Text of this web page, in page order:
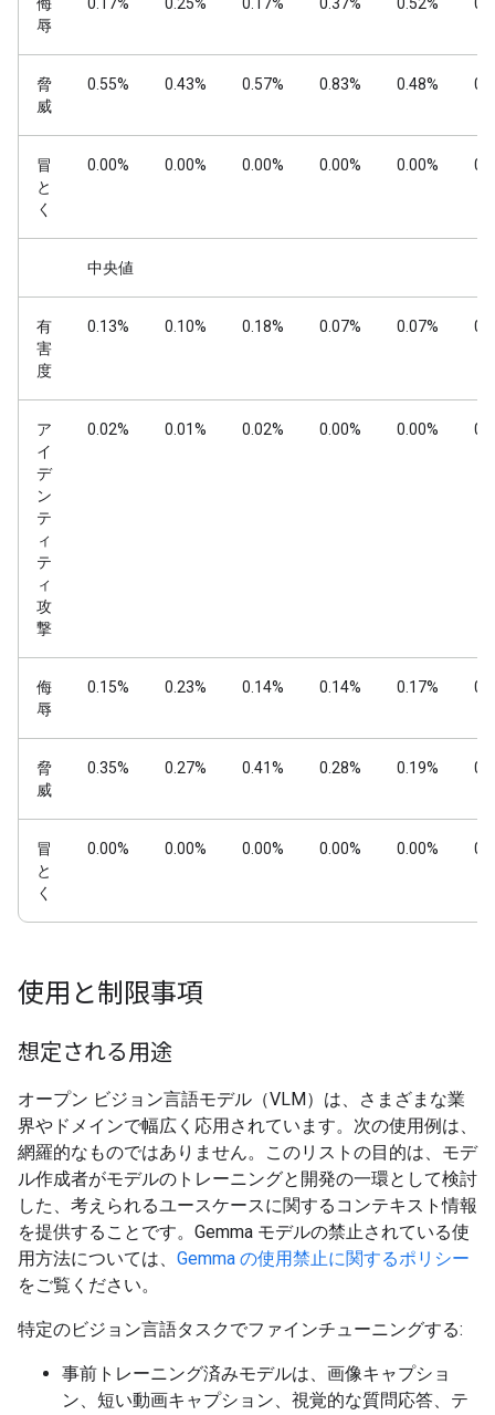
辱
脅
威
0.55% 0.43% 0.57% 0.83% 0.48%
冒
と
く
0.00% 0.00% 0.00% 0.00% 0.00%
中央値
有
害
度
0.13% 0.10% 0.18% 0.07% 0.07%
ア
イ
デ
ン
テ
ィ
テ
ィ
攻
撃
0.02% 0.01% 0.02% 0.00% 0.00%
侮
辱
0.15% 0.23% 0.14% 0.14% 0.17%
脅
威
0.35% 0.27% 0.41% 0.28% 0.19%
冒
と
く
0.00% 0.00% 0.00% 0.00% 0.00%
使用と制限事項
想定される用途
オープン ビジョン言語モデル（VLM）は、さまざまな業
界やドメインで幅広く応用されています。次の使用例は、
網羅的なものではありません。このリストの目的は、モデ
ル作成者がモデルのトレーニングと開発の一環として検討
した、考えられるユースケースに関するコンテキスト情報
を提供することです。Gemma モデルの禁止されている使
用方法については、 Gemma の使用禁止に関するポリシー
をご覧ください。
特定のビジョン言語タスクでファインチューニングする:
事前トレーニング済みモデルは、画像キャプショ
ン、短い動画キャプション、視覚的な質問応答、テ